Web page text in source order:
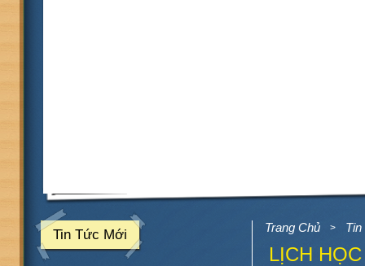
Tin Tức Mới Trang Chủ >
LỊCH